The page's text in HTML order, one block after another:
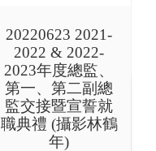
20220623 2021-
2022 & 2022-
2023年度總監、
第一、第二副總
監交接暨宣誓就
職典禮 (攝影林鶴
年)